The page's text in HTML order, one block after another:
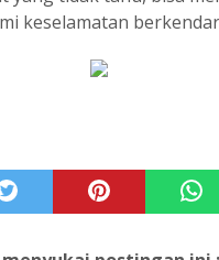
keselamatan